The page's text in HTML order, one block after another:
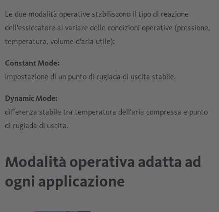
Le due modalità operative stabiliscono il tipo di reazione
dell'essiccatore al variare delle condizioni operative (pressione,
temperatura, volume d'aria utile):
Constant Mode:
impostazione di un punto di rugiada di uscita stabile.
Dynamic Mode:
differenza stabile tra temperatura dell'aria compressa e punto
di rugiada di uscita.
Modalità operativa adatta ad
ogni applicazione